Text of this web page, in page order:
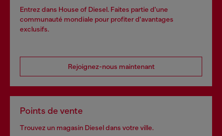
Entrez dans House of Diesel. Faites partie d'une
communauté mondiale pour profiter d'avantages
exclusifs.
Rejoignez-nous maintenant
Points de vente
Trouvez un magasin Diesel dans votre ville.